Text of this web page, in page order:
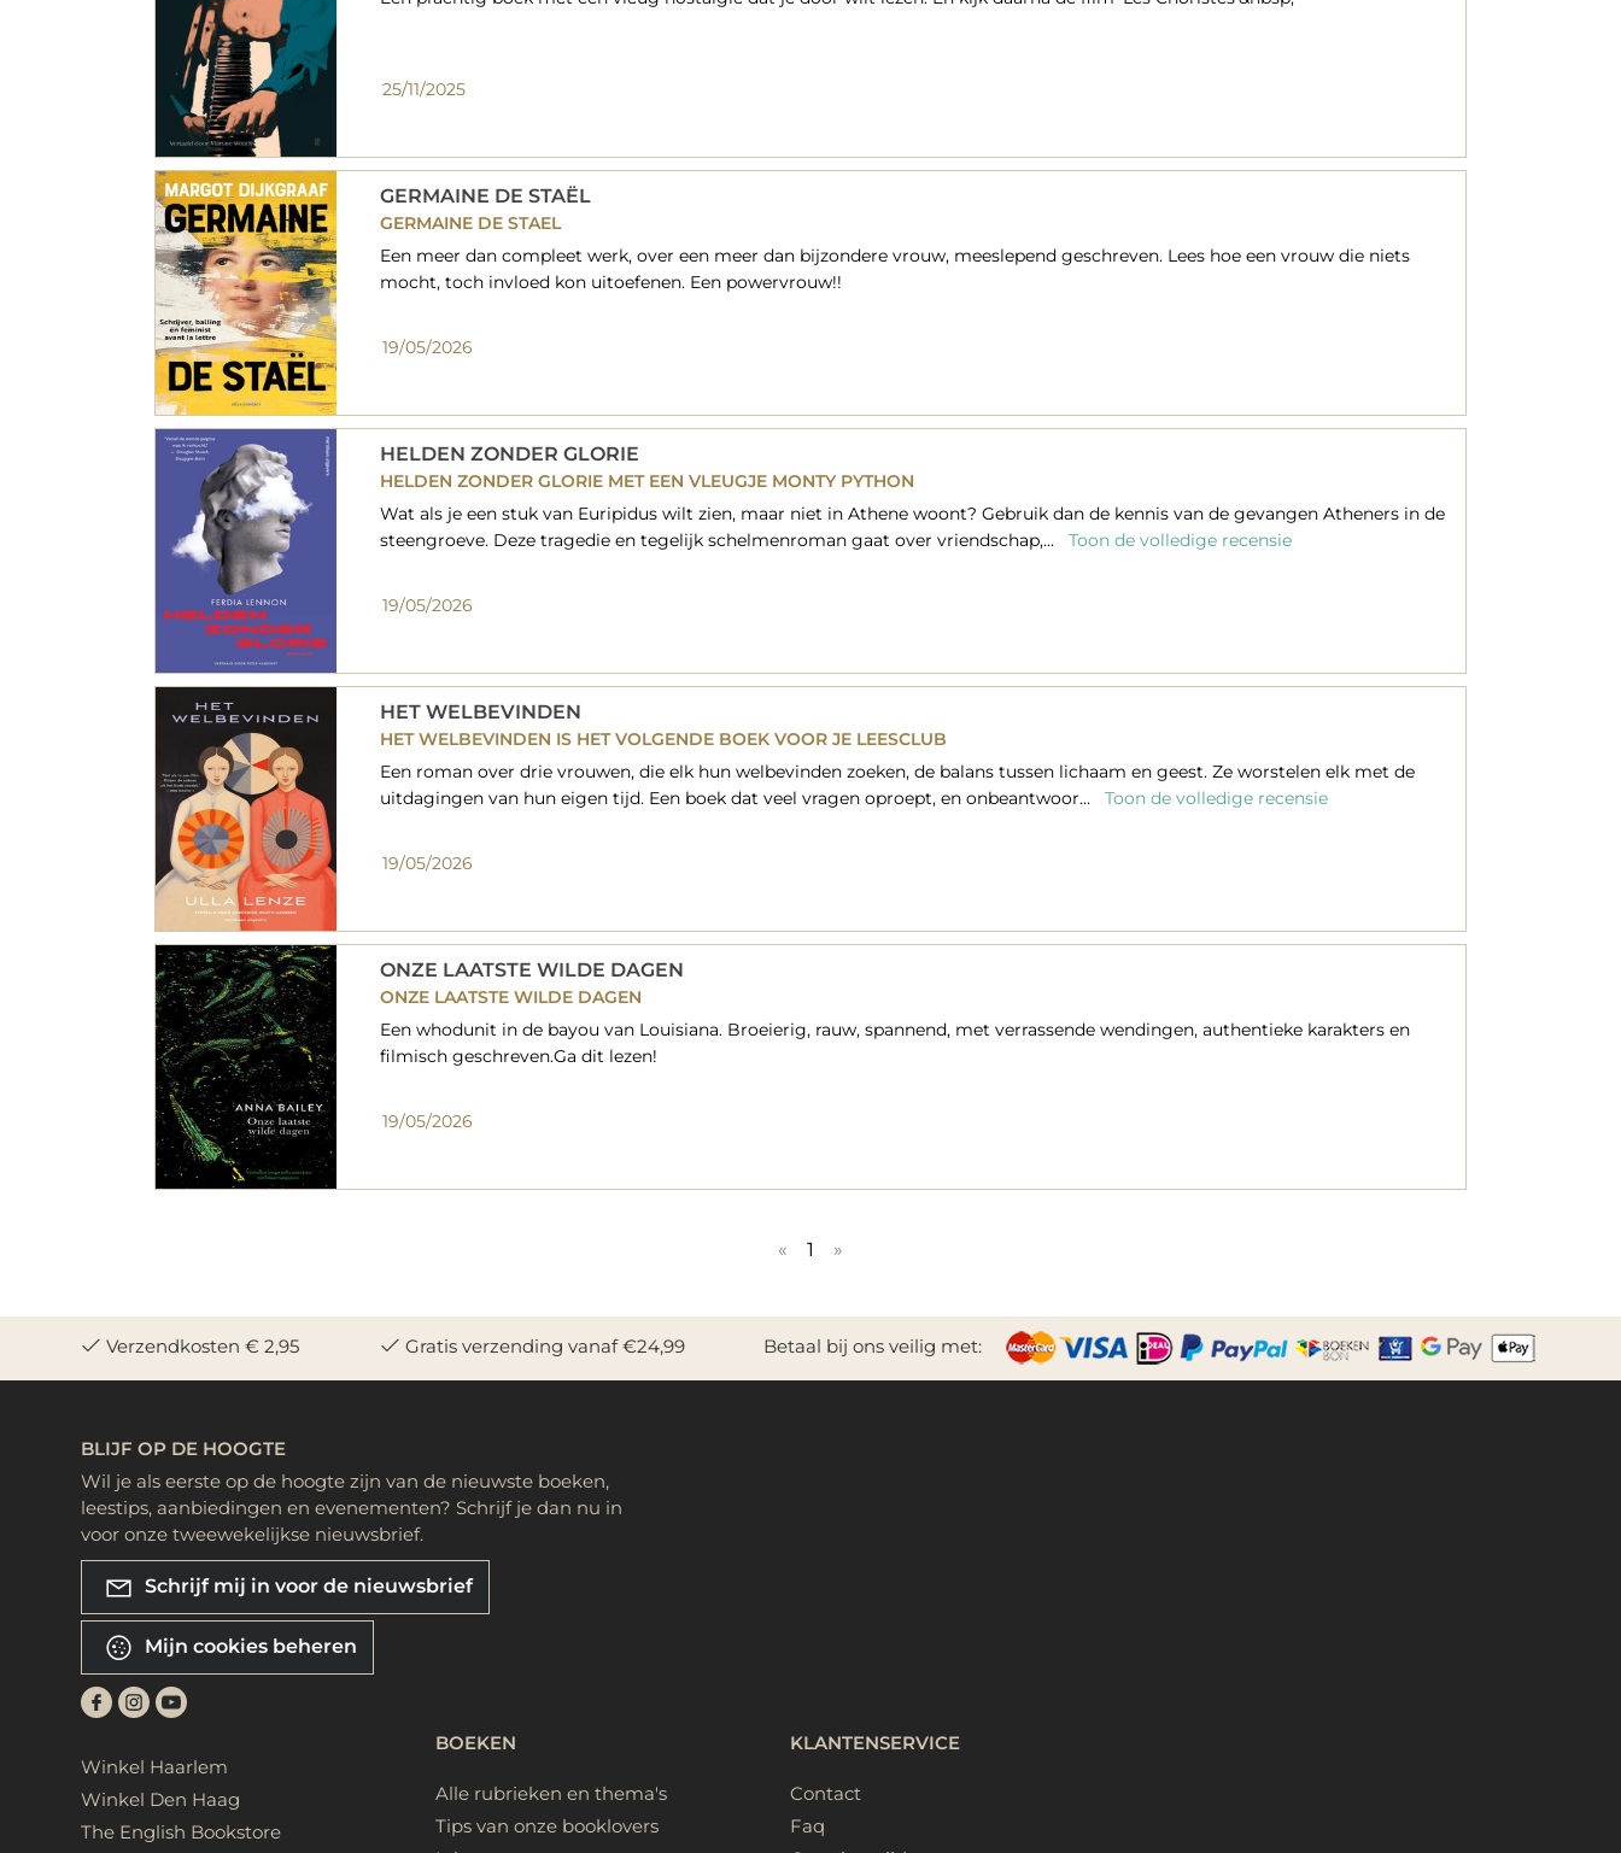
25/11/2025
GERMAINE DE STAËL
GERMAINE DE STAEL
Een meer dan compleet werk, over een meer dan bijzondere vrouw, meeslepend geschreven. Lees hoe een vrouw die niets
mocht, toch invloed kon uitoefenen. Een powervrouw!!
19/05/2026
HELDEN ZONDER GLORIE
HELDEN ZONDER GLORIE MET EEN VLEUGJE MONTY PYTHON
Wat als je een stuk van Euripidus wilt zien, maar niet in Athene woont? Gebruik dan de kennis van de gevangen Atheners in de
steengroeve. Deze tragedie en tegelijk schelmenroman gaat over vriendschap,...
Toon de volledige recensie
19/05/2026
HET WELBEVINDEN
HET WELBEVINDEN IS HET VOLGENDE BOEK VOOR JE LEESCLUB
Een roman over drie vrouwen, die elk hun welbevinden zoeken, de balans tussen lichaam en geest. Ze worstelen elk met de
uitdagingen van hun eigen tijd. Een boek dat veel vragen oproept, en onbeantwoor...
Toon de volledige recensie
19/05/2026
ONZE LAATSTE WILDE DAGEN
ONZE LAATSTE WILDE DAGEN
Een whodunit in de bayou van Louisiana. Broeierig, rauw, spannend, met verrassende wendingen, authentieke karakters en
filmisch geschreven.Ga dit lezen!
19/05/2026
« 1 »
Verzendkosten € 2,95 Gratis verzending vanaf €24,99 Betaal bij ons veilig met:
BLIJF OP DE HOOGTE
Wil je als eerste op de hoogte zijn van de nieuwste boeken,
leestips, aanbiedingen en evenementen? Schrijf je dan nu in
voor onze tweewekelijkse nieuwsbrief.
Schrijf mij in voor de nieuwsbrief
Mijn cookies beheren
Winkel Haarlem
Winkel Den Haag
The English Bookstore
BOEKEN
Alle rubrieken en thema's
Tips van onze booklovers
KLANTENSERVICE
Contact
Faq